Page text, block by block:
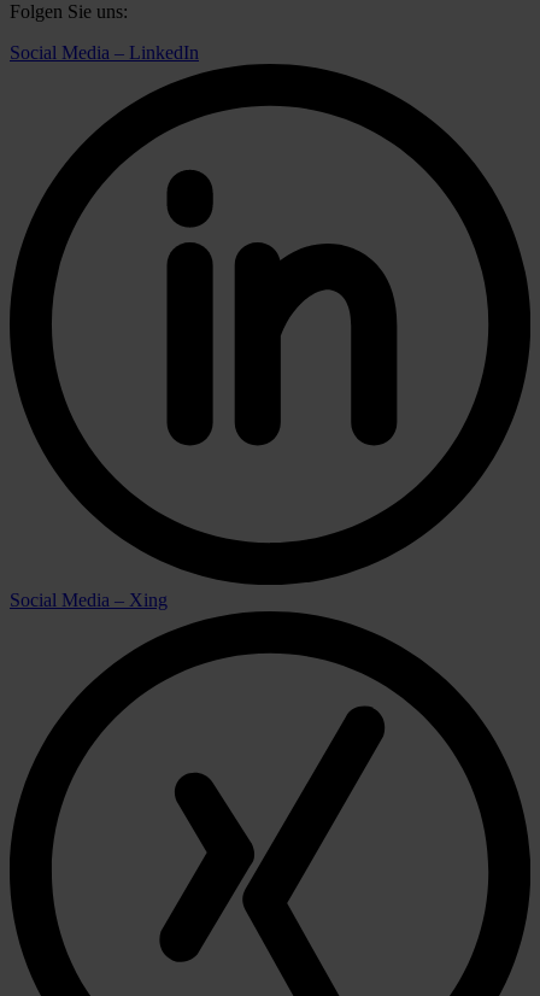
Folgen Sie uns:
Social Media – LinkedIn
Social Media – Xing